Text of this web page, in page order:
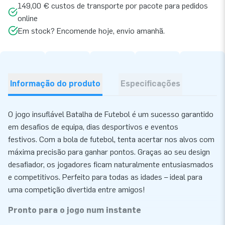
149,00 € custos de transporte por pacote para pedidos
online
Em stock? Encomende hoje, envio amanhã.
Informação do produto Especificações
O jogo insuflável Batalha de Futebol é um sucesso garantido
em desafios de equipa, dias desportivos e eventos
festivos. Com a bola de futebol, tenta acertar nos alvos com
máxima precisão para ganhar pontos. Graças ao seu design
desafiador, os jogadores ficam naturalmente entusiasmados
e competitivos. Perfeito para todas as idades – ideal para
uma competição divertida entre amigos!
Pronto para o jogo num instante